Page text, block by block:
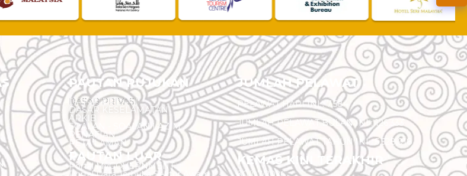
PAUTAN RUJUKAN
DASAR PRIVASI
DASAR KESELAMATAN
ARKIB
SOALAN - SOALAN LAZIM
PENAFIAN
PETA LAMAN
PAUTAN LUAR
Portal MyGOVERNMENT
JUMLAH PELAWAT
PELAWAT HARI INI : 7,584
JUMLAH PELAWAT BULAN INI : 126,333
JUMLAH PELAWAT TAHUN INI : 5,528,918
KEMAS KINI TERAKHIR